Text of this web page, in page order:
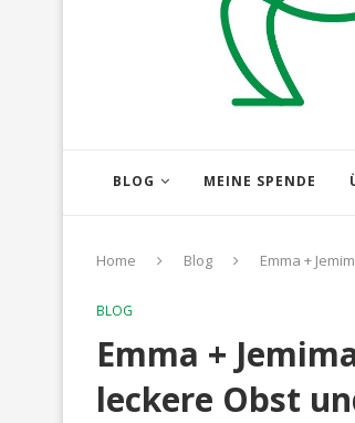
BLOG MEINE SPENDE
Home Blog Emma +
BLOG
Emma +
leckere Obst